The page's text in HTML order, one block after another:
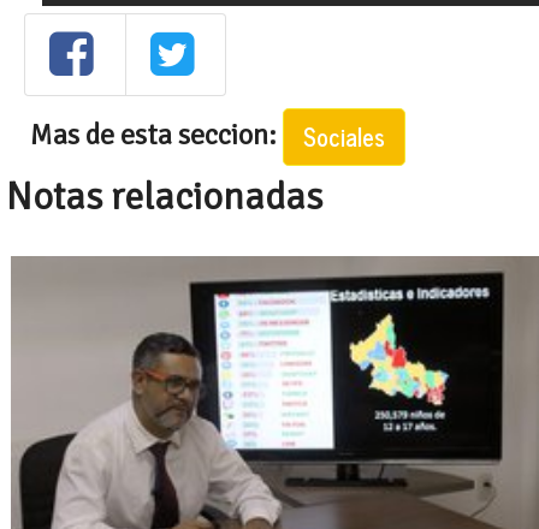
Mas de esta seccion: Sociales
Notas relacionadas